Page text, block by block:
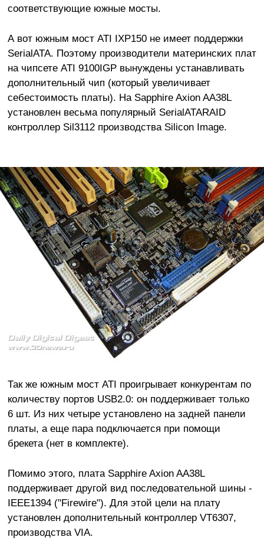
соответствующие южные мосты.
А вот южным мост ATI IXP150 не имеет поддержки
SerialATA. Поэтому производители материнских плат
на чипсете ATI 9100IGP вынуждены устанавливать
дополнительный чип (который увеличивает
себестоимость платы). На Sapphire Axion AA38L
установлен весьма популярный SerialATARAID
контроллер Sil3112 производства Silicon Image.
Так же южным мост ATI проигрывает конкурентам по
количеству портов USB2.0: он поддерживает только
6 шт. Из них четыре установлено на задней панели
платы, а еще пара подключается при помощи
брекета (нет в комплекте).
Помимо этого, плата Sapphire Axion AA38L
поддерживает другой вид последовательной шины -
IEEE1394 ("Firewire"). Для этой цели на плату
установлен дополнительный контроллер VT6307,
производства VIA.